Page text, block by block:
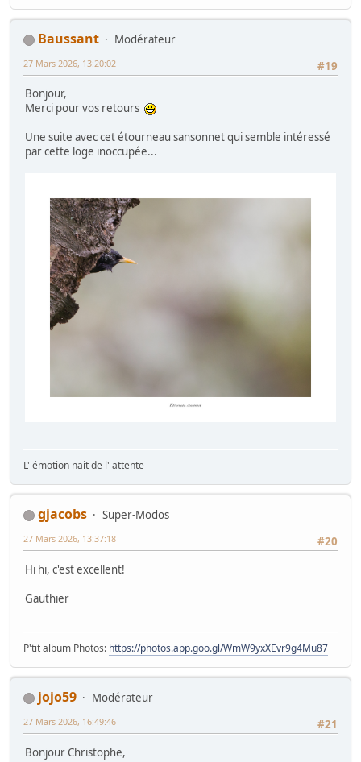
Baussant
Modérateur
#19
27 Mars 2026, 13:20:02
Bonjour,
Merci pour vos retours
Une suite avec cet étourneau sansonnet qui semble intéressé
par cette loge inoccupée...
L' émotion nait de l' attente
gjacobs
Super-Modos
#20
27 Mars 2026, 13:37:18
Hi hi, c'est excellent!
Gauthier
P'tit album Photos: https://photos.app.goo.gl/WmW9yxXEvr9g4Mu87
jojo59
Modérateur
#21
27 Mars 2026, 16:49:46
Bonjour Christophe,